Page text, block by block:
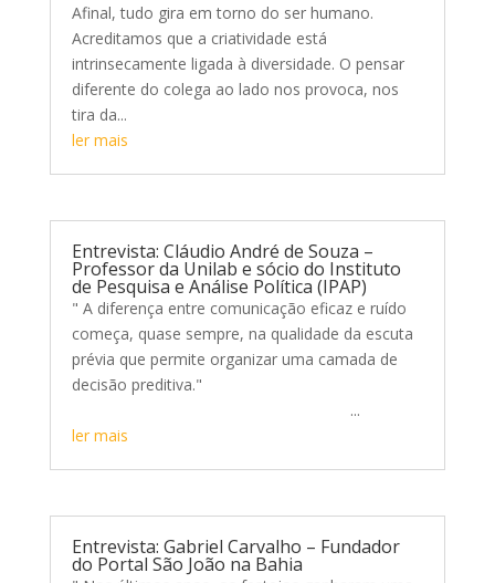
Afinal, tudo gira em torno do ser humano.
Acreditamos que a criatividade está
intrinsecamente ligada à diversidade. O pensar
diferente do colega ao lado nos provoca, nos
tira da...
ler mais
Entrevista: Cláudio André de Souza –
Professor da Unilab e sócio do Instituto
de Pesquisa e Análise Política (IPAP)
" A diferença entre comunicação eficaz e ruído
começa, quase sempre, na qualidade da escuta
prévia que permite organizar uma camada de
decisão preditiva."
...
ler mais
Entrevista: Gabriel Carvalho – Fundador
do Portal São João na Bahia